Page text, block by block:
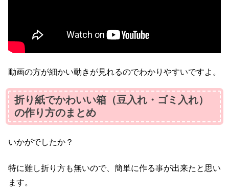
動画の方が細かい動きが見れるのでわかりやすいですよ。
折り紙でかわいい箱（豆入れ・ゴミ入れ）
の作り方のまとめ
いかがでしたか？
特に難し折り方も無いので、簡単に作る事が出来たと思い
ます。